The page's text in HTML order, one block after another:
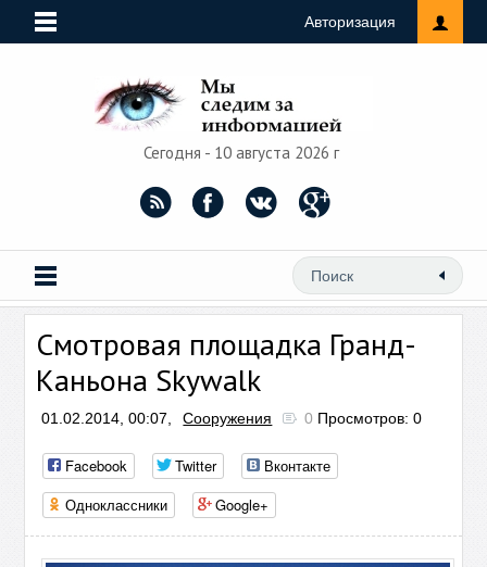
Авторизация
Сегодня - 10 августа 2026 г
Смотровая площадка Гранд-
Каньона Skywalk
01.02.2014, 00:07, Сооружения 0 Просмотров: 0
Facebook Twitter
Вконтакте
Одноклассники
Google+